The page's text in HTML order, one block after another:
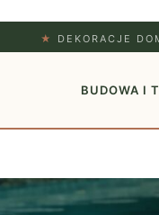
★ DEKORACJE
BUDOWA I